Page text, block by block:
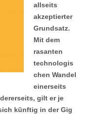
allseits
akzeptierter
Grundsatz.
Mit dem
rasanten
technologis
chen Wandel
einerseits
gilt er je
künftig in der Gig